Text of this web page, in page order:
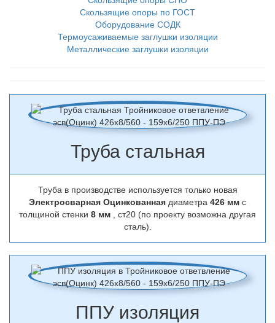
Скользящие опоры по ГОСТ
Оборудование СОДК
Термоусаживаемые заглушки изоляции
Металлические заглушки изоляции
Труба стальная
Труба в производстве используется только новая
Электросварная Оцинкованная диаметра 426 мм с
толщиной стенки 8 мм , ст20 (по проекту возможна другая
сталь).
ППУ изоляция